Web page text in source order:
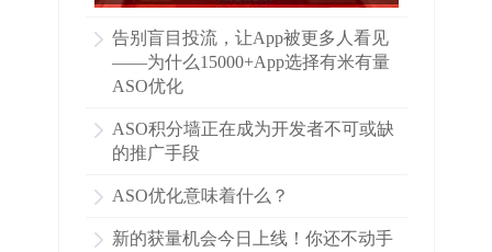
告别盲目投流，让App被更多人看见
——为什么15000+App选择有米有量
ASO优化
ASO积分墙正在成为开发者不可或缺
的推广手段
ASO优化意味着什么？
新的获量机会今日上线！你还不动手